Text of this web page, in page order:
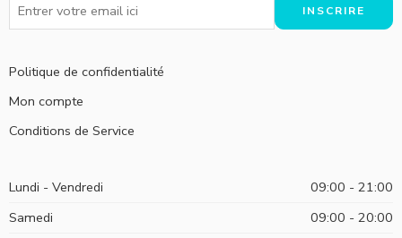
Politique de confidentialité
Mon compte
Conditions de Service
Lundi - Vendredi
09:00 - 21:00
Samedi
09:00 - 20:00